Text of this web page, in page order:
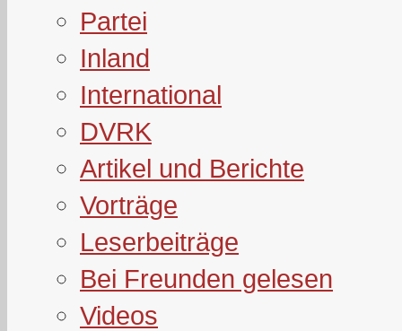
Partei
Inland
International
DVRK
Artikel und Berichte
Vorträge
Leserbeiträge
Bei Freunden gelesen
Videos